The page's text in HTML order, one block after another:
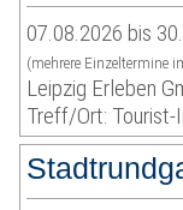
07.08.2026 bis
(mehrere Einzeltermine
Leipzig Erleben
Treff/Ort: Tourist-